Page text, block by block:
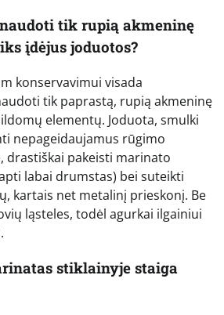
tik rupią akmeninę
įdėjus joduotos?
konservavimui visada
tik paprastą, rupią akmeninę
elementų. Joduota, smulki
nepageidaujamus rūgimo
drastiškai pakeisti marinato
labai drumstas) bei suteikti
kartais net metalinį prieskonį. Be
ląsteles, todėl agurkai ilgainiui
stiklainyje staiga